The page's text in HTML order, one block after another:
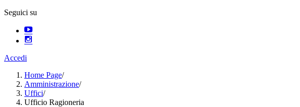
Seguici su
Accedi
Home Page/
Amministrazione/
Uffici/
Ufficio Ragioneria